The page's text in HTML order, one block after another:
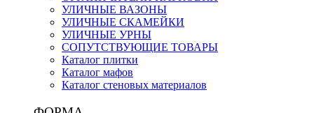
УЛИЧНЫЕ ВАЗОНЫ
УЛИЧНЫЕ СКАМЕЙКИ
УЛИЧНЫЕ УРНЫ
СОПУТСТВУЮЩИЕ ТОВАРЫ
Каталог плитки
Каталог мафов
Каталог стеновых материалов